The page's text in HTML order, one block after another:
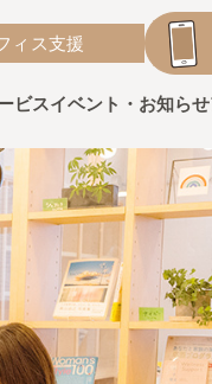
ィス支援
ビスイベント・お知らせ